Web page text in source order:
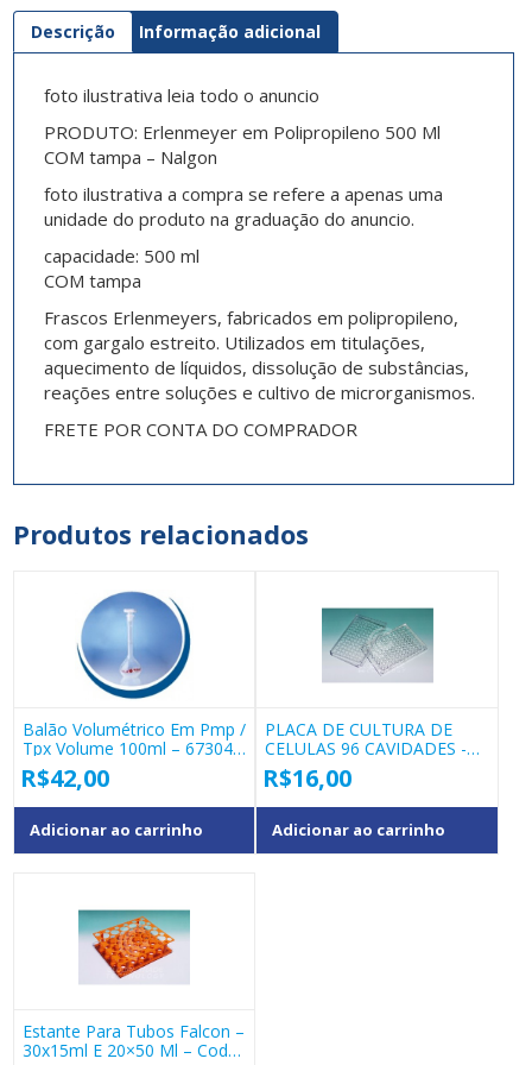
Descrição Informação adicional
foto ilustrativa leia todo o anuncio
PRODUTO: Erlenmeyer em Polipropileno 500 Ml
COM tampa – Nalgon
foto ilustrativa a compra se refere a apenas uma
unidade do produto na graduação do anuncio.
capacidade: 500 ml
COM tampa
Frascos Erlenmeyers, fabricados em polipropileno,
com gargalo estreito. Utilizados em titulações,
aquecimento de líquidos, dissolução de substâncias,
reações entre soluções e cultivo de microrganismos.
FRETE POR CONTA DO COMPRADOR
Produtos relacionados
Balão Volumétrico Em Pmp /
Tpx Volume 100ml – 67304
– Vitlab
R$42,00
Adicionar ao carrinho
PLACA DE CULTURA DE
CELULAS 96 CAVIDADES -
WD10
R$16,00
Adicionar ao carrinho
Estante Para Tubos Falcon –
30x15ml E 20×50 Ml – Cod